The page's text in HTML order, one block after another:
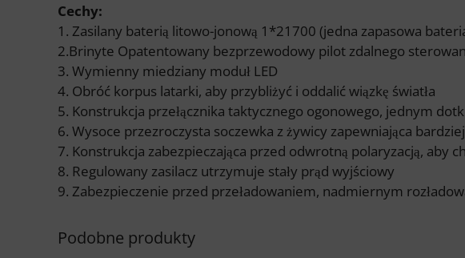
Cechy:
1. Zasilany baterią litowo-jonową 1*21700 (jedna zapasowa
2.Brinyte Opatentowany bezprzewodowy pilot zdalnego
3. Wymienny miedziany moduł LED
4. Obróć korpus latarki, aby przybliżyć i oddalić wiązkę światła
5. Konstrukcja przełącznika taktycznego ogonowego, jednym
6. Wysoce przezroczysta soczewka z żywicy zapewniająca
7. Konstrukcja zabezpieczająca przed odwrotną polaryzacją, aby
8. Regulowany zasilacz utrzymuje stały prąd wyjściowy
9. Zabezpieczenie przed przeładowaniem, nadmiernym
Podobne produkty